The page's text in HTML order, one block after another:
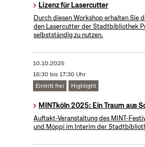
Lizenz für Lasercutter
Durch diesen Workshop erhalten Sie
den Lasercutter der Stadtbibliothek
selbstständig zu nutzen.
10.10.2025
16:30 bis 17:30 Uhr
Eintritt frei
Highlight
MINTköln 2025: Ein Traum aus
Auftakt-Veranstaltung des MINT-
und Möppi im Interim der